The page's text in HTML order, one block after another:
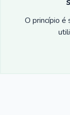
O princípio é